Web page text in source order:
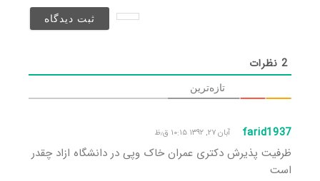
2نظرات
تازه‌ترین
farid1937 آبان ۲۷, ۱۳۹۲ ۱۰:۱۵ ق٫ظ
ظرفیت پذیرش دکتری عمران خاک وپی در دانشگاه ازاد چقدر
است